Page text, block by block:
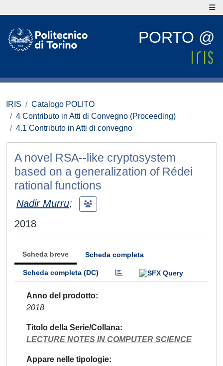
PORTO @
IRIS
Catalogo POLITO
4 Contributo in Atti di Convegno (Proceeding)
4.1 Contributo in Atti di convegno
A novel RSA--like cryptosystem
based on a generalization of Rédei
rational functions
Nadir Murru;
2018
Scheda breve Scheda completa
Scheda completa (DC)
Anno del prodotto
2018
Titolo della Serie/Collana
LECTURE NOTES IN COMPUTER SCIENCE
Appare nelle tipologie